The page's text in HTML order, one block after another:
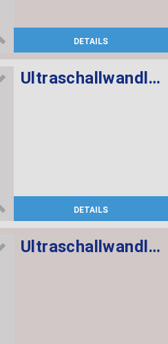
DETAILS
Ultraschallwandler schwarz
DETAILS
Ultraschallwandler Alpinweiss U300